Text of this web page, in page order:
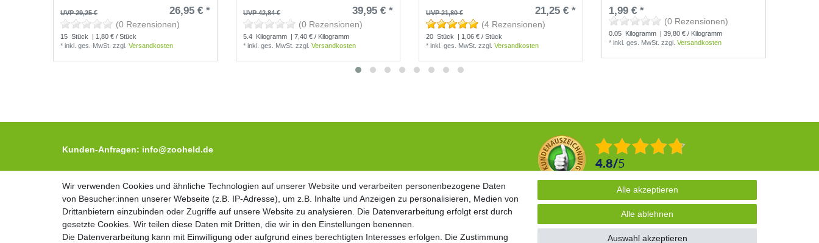
UVP 29,25 € 26,95 € *
(0 Rezensionen)
15 Stück
| 1,80 € / Stück
*inkl. ges. MwSt. zzgl.Versandkosten
UVP 42,84 € 39,95 € *
(0 Rezensionen)
5.4 Kilogramm | 7,40 € / Kilogramm
*inkl. ges. MwSt. zzgl.Versandkosten
UVP 21,80 € 21,25 € *
(4 Rezensionen)
20 Stück
| 1,06 € / Stück
*inkl. ges. MwSt. zzgl.Versandkosten
1,99 € *
(0 Rezensionen)
0.05 Kilogramm | 39,80 € / Kilogramm
*inkl. ges. MwSt. zzgl.Versandkosten
Kunden-Anfragen: info@zooheld.de
Über uns
Zahlung und Versand
Retouren
Zooheld Blog
Widerrufsrecht
Vertrag widerrufen
Geschäftsbedingungen
Datenschutzerklärung
Kontakt
4.8/5
Wir verwenden Cookies und ähnliche Technologien auf unserer Website und verarbeiten personenbezogene Daten
von Besucher:innen unserer Webseite (z.B. IP-Adresse), um z.B. Inhalte und Anzeigen zu personalisieren, Medien von
Drittanbietern einzubinden oder Zugriffe auf unsere Website zu analysieren. Die Datenverarbeitung erfolgt erst durch
gesetzte Cookies. Wir teilen diese Daten mit Dritten, die wir in den Einstellungen benennen.
Die Datenverarbeitung kann mit Einwilligung oder aufgrund eines berechtigten Interesses erfolgen. Die Zustimmung
Alle akzeptieren
Alle ablehnen
Auswahl akzeptieren
Wir verwenden Cookies und ähnliche Technologien auf unserer Website und verarbeiten personenbezogene Daten
von Besucher:innen unserer Webseite (z.B. IP-Adresse), um z.B. Inhalte und Anzeigen zu personalisieren, Medien von
Drittanbietern einzubinden oder Zugriffe auf unsere Website zu analysieren. Die Datenverarbeitung erfolgt erst durch
gesetzte Cookies. Wir teilen diese Daten mit Dritten, die wir in den Einstellungen benennen.
Die Datenverarbeitung kann mit Einwilligung oder aufgrund eines berechtigten Interesses erfolgen. Die Zustimmung
Alle akzeptieren
Alle ablehnen
Auswahl akzeptieren